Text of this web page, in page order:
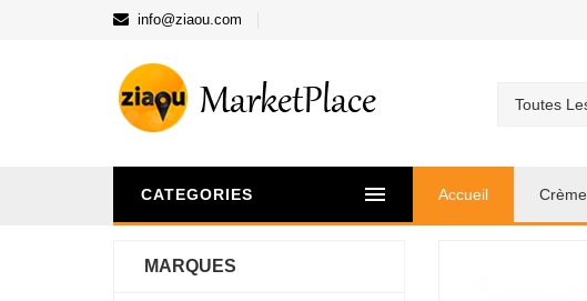
info@ziaou.com
CATEGORIES Accueil Crème
MARQUES